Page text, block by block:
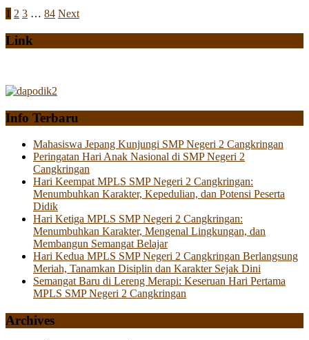
1 2 3 … 84 Next
Link
Info Terbaru
Mahasiswa Jepang Kunjungi SMP Negeri 2 Cangkringan
Peringatan Hari Anak Nasional di SMP Negeri 2
Cangkringan
Hari Keempat MPLS SMP Negeri 2 Cangkringan:
Menumbuhkan Karakter, Kepedulian, dan Potensi Peserta
Didik
Hari Ketiga MPLS SMP Negeri 2 Cangkringan:
Menumbuhkan Karakter, Mengenal Lingkungan, dan
Membangun Semangat Belajar
Hari Kedua MPLS SMP Negeri 2 Cangkringan Berlangsung
Meriah, Tanamkan Disiplin dan Karakter Sejak Dini
Semangat Baru di Lereng Merapi: Keseruan Hari Pertama
MPLS SMP Negeri 2 Cangkringan
Archives